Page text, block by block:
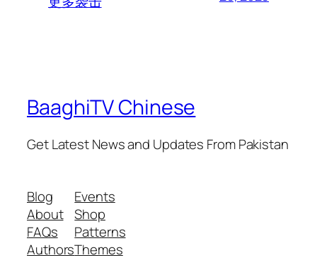
BaaghiTV Chinese
Get Latest News and Updates From Pakistan
Blog
About
FAQs
Authors
Events
Shop
Patterns
Themes